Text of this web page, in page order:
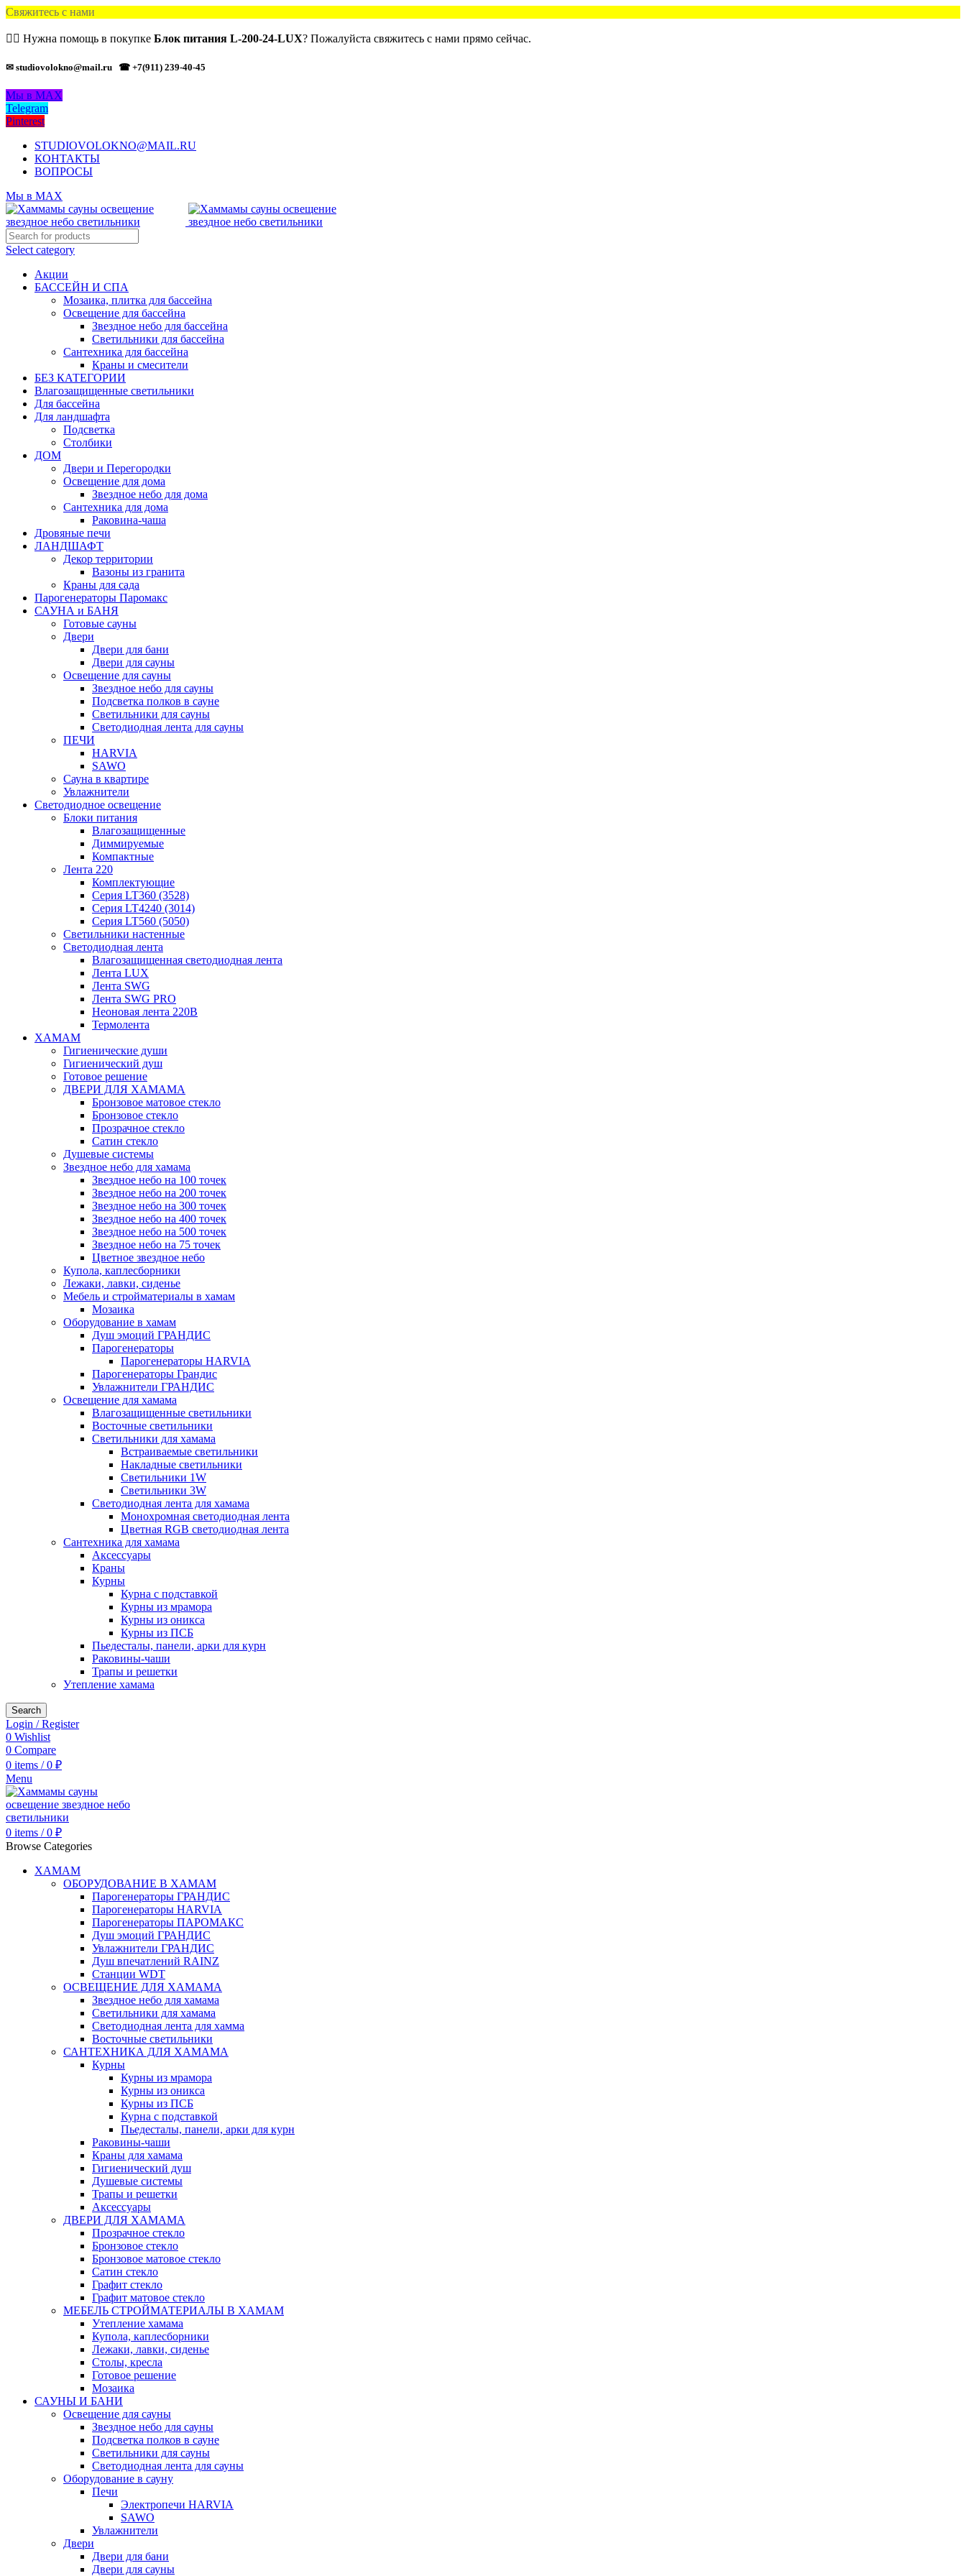
Свяжитесь с нами
🙋‍♂️ Нужна помощь в покупке Блок питания L-200-24-LUX? Пожалуйста свяжитесь с нами прямо сейчас.
✉ studiovolokno@mail.ru ☎ +7(911) 239-40-45
Мы в MAX
Telegram
Pinterest
STUDIOVOLOKNO@MAIL.RU
КОНТАКТЫ
ВОПРОСЫ
Мы в MAX
Select category
Акции
БАССЕЙН И СПА
Мозаика, плитка для бассейна
Освещение для бассейна
Звездное небо для бассейна
Светильники для бассейна
Сантехника для бассейна
Краны и смесители
БЕЗ КАТЕГОРИИ
Влагозащищенные светильники
Для бассейна
Для ландшафта
Подсветка
Столбики
ДОМ
Двери и Перегородки
Освещение для дома
Звездное небо для дома
Сантехника для дома
Раковина-чаша
Дровяные печи
ЛАНДШАФТ
Декор территории
Вазоны из гранита
Краны для сада
Парогенераторы Паромакс
САУНА и БАНЯ
Готовые сауны
Двери
Двери для бани
Двери для сауны
Освещение для сауны
Звездное небо для сауны
Подсветка полков в сауне
Светильники для сауны
Светодиодная лента для сауны
ПЕЧИ
HARVIA
SAWO
Сауна в квартире
Увлажнители
Светодиодное освещение
Блоки питания
Влагозащищенные
Диммируемые
Компактные
Лента 220
Комплектующие
Серия LT360 (3528)
Серия LT4240 (3014)
Серия LT560 (5050)
Светильники настенные
Светодиодная лента
Влагозащищенная светодиодная лента
Лента LUX
Лента SWG
Лента SWG PRO
Неоновая лента 220В
Термолента
ХАМАМ
Гигиенические души
Гигиенический душ
Готовое решение
ДВЕРИ ДЛЯ ХАМАМА
Бронзовое матовое стекло
Бронзовое стекло
Прозрачное стекло
Сатин стекло
Душевые системы
Звездное небо для хамама
Звездное небо на 100 точек
Звездное небо на 200 точек
Звездное небо на 300 точек
Звездное небо на 400 точек
Звездное небо на 500 точек
Звездное небо на 75 точек
Цветное звездное небо
Купола, каплесборники
Лежаки, лавки, сиденье
Мебель и стройматериалы в хамам
Мозаика
Оборудование в хамам
Душ эмоций ГРАНДИС
Парогенераторы
Парогенераторы HARVIA
Парогенераторы Грандис
Увлажнители ГРАНДИС
Освещение для хамама
Влагозащищенные светильники
Восточные светильники
Светильники для хамама
Встраиваемые светильники
Накладные светильники
Светильники 1W
Светильники 3W
Светодиодная лента для хамама
Монохромная светодиодная лента
Цветная RGB светодиодная лента
Сантехника для хамама
Аксессуары
Краны
Курны
Курна с подставкой
Курны из мрамора
Курны из оникса
Курны из ПСБ
Пьедесталы, панели, арки для курн
Раковины-чаши
Трапы и решетки
Утепление хамама
Search
Login / Register
0 Wishlist
0 Compare
0 items / 0 ₽
Menu
0 items / 0 ₽
Browse Categories
ХАМАМ
ОБОРУДОВАНИЕ В ХАМАМ
Парогенераторы ГРАНДИС
Парогенераторы HARVIA
Парогенераторы ПАРОМАКС
Душ эмоций ГРАНДИС
Увлажнители ГРАНДИС
Душ впечатлений RAINZ
Станции WDT
ОСВЕЩЕНИЕ ДЛЯ ХАМАМА
Звездное небо для хамама
Светильники для хамама
Светодиодная лента для хамма
Восточные светильники
САНТЕХНИКА ДЛЯ ХАМАМА
Курны
Курны из мрамора
Курны из оникса
Курны из ПСБ
Курна с подставкой
Пьедесталы, панели, арки для курн
Раковины-чаши
Краны для хамама
Гигиенический душ
Душевые системы
Трапы и решетки
Аксессуары
ДВЕРИ ДЛЯ ХАМАМА
Прозрачное стекло
Бронзовое стекло
Бронзовое матовое стекло
Сатин стекло
Графит стекло
Графит матовое стекло
МЕБЕЛЬ СТРОЙМАТЕРИАЛЫ В ХАМАМ
Утепление хамама
Купола, каплесборники
Лежаки, лавки, сиденье
Столы, кресла
Готовое решение
Мозаика
САУНЫ И БАНИ
Освещение для сауны
Звездное небо для сауны
Подсветка полков в сауне
Светильники для сауны
Светодиодная лента для сауны
Оборудование в сауну
Печи
Электропечи HARVIA
SAWO
Увлажнители
Двери
Двери для бани
Двери для сауны